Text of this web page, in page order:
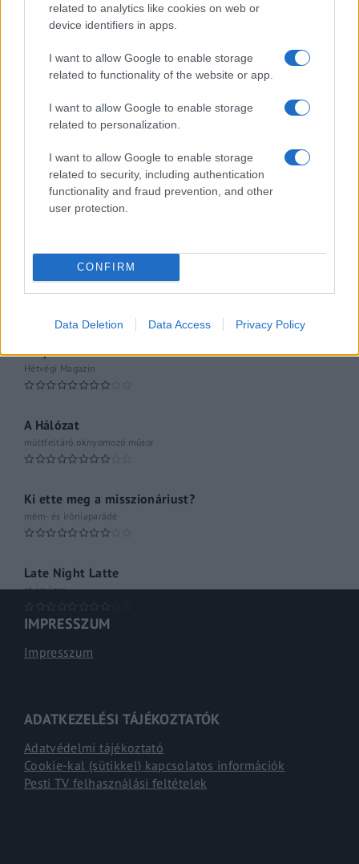
related to analytics like cookies on web or
device identifiers in apps.
I want to allow Google to enable storage
related to functionality of the website or app.
I want to allow Google to enable storage
related to personalization.
I want to allow Google to enable storage
related to security, including authentication
functionality and fraud prevention, and other
user protection.
CONFIRM
Data Deletion Data Access Privacy Policy
Küzdőtér
Hópelyhek olvadása
Gerilla Bár
Az ügy
oknyomozó műsor
Közéleti esti műsor
061
A riporter
Hétvégi Magazin
A Hálózat
múltfeltáró oknyomozó műsor
Ki ette meg a misszionáriust?
mém- és iróniaparádé
Late Night Latte
shoműsor
IMPRESSZUM
Impresszum
ADATKEZELÉSI TÁJÉKOZTATÓK
Adatvédelmi tájékoztató
Cookie-kal (sütikkel) kapcsolatos információk
Pesti TV felhasználási feltételek